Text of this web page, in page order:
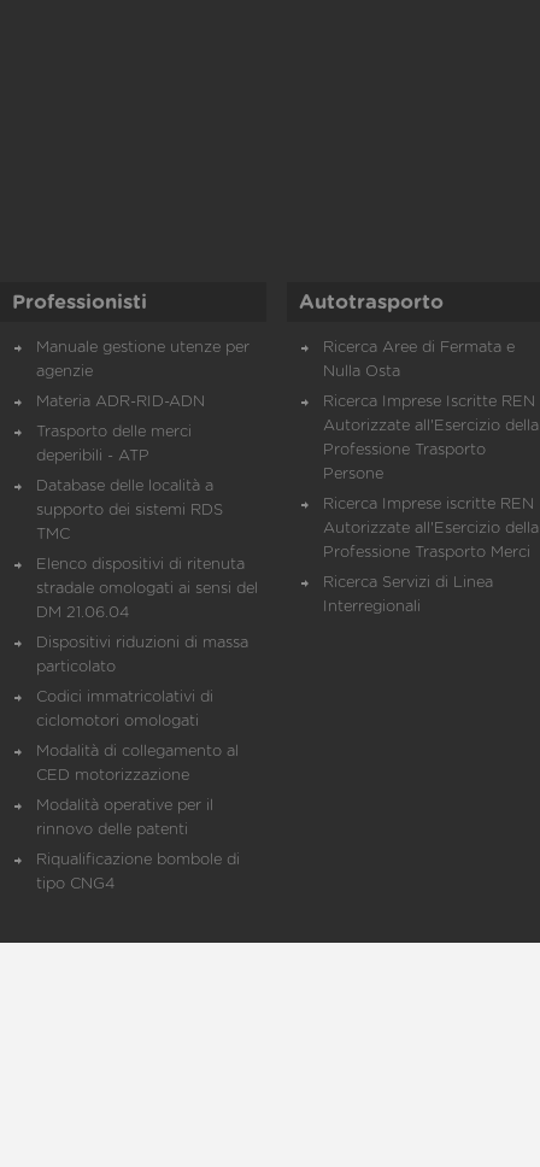
Professionisti
Manuale gestione utenze per
agenzie
Materia ADR-RID-ADN
Trasporto delle merci
deperibili - ATP
Database delle località a
supporto dei sistemi RDS
TMC
Elenco dispositivi di ritenuta
stradale omologati ai sensi del
DM 21.06.04
Dispositivi riduzioni di massa
particolato
Codici immatricolativi di
ciclomotori omologati
Modalità di collegamento al
CED motorizzazione
Modalità operative per il
rinnovo delle patenti
Riqualificazione bombole di
tipo CNG4
Autotrasporto
Ricerca Aree di Fermata e
Nulla Osta
Ricerca Imprese Iscritte REN
Autorizzate all'Esercizio della
Professione Trasporto
Persone
Ricerca Imprese iscritte REN
Autorizzate all'Esercizio della
Professione Trasporto Merci
Ricerca Servizi di Linea
Interregionali